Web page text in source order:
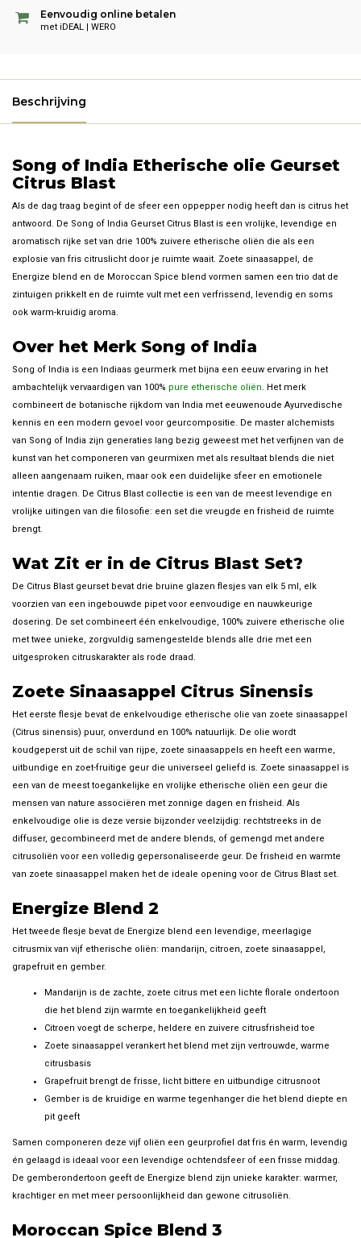
Eenvoudig online betalen
met iDEAL | WERO
Beschrijving
Song of India Etherische olie Geurset
Citrus Blast
Als de dag traag begint of de sfeer een oppepper nodig heeft dan is citrus het
antwoord. De Song of India Geurset Citrus Blast is een vrolijke, levendige en
aromatisch rijke set van drie 100% zuivere etherische oliën die als een
explosie van fris citruslicht door je ruimte waait. Zoete sinaasappel, de
Energize blend en de Moroccan Spice blend vormen samen een trio dat de
zintuigen prikkelt en de ruimte vult met een verfrissend, levendig en soms
ook warm-kruidig aroma.
Over het Merk Song of India
Song of India is een Indiaas geurmerk met bijna een eeuw ervaring in het
ambachtelijk vervaardigen van 100% pure etherische oliën. Het merk
combineert de botanische rijkdom van India met eeuwenoude Ayurvedische
kennis en een modern gevoel voor geurcompositie. De master alchemists
van Song of India zijn generaties lang bezig geweest met het verfijnen van de
kunst van het componeren van geurmixen met als resultaat blends die niet
alleen aangenaam ruiken, maar ook een duidelijke sfeer en emotionele
intentie dragen. De Citrus Blast collectie is een van de meest levendige en
vrolijke uitingen van die filosofie: een set die vreugde en frisheid de ruimte
brengt.
Wat Zit er in de Citrus Blast Set?
De Citrus Blast geurset bevat drie bruine glazen flesjes van elk 5 ml, elk
voorzien van een ingebouwde pipet voor eenvoudige en nauwkeurige
dosering. De set combineert één enkelvoudige, 100% zuivere etherische olie
met twee unieke, zorgvuldig samengestelde blends alle drie met een
uitgesproken citruskarakter als rode draad.
Zoete Sinaasappel Citrus Sinensis
Het eerste flesje bevat de enkelvoudige etherische olie van zoete sinaasappel
(Citrus sinensis) puur, onverdund en 100% natuurlijk. De olie wordt
koudgeperst uit de schil van rijpe, zoete sinaasappels en heeft een warme,
uitbundige en zoet-fruitige geur die universeel geliefd is. Zoete sinaasappel is
een van de meest toegankelijke en vrolijke etherische oliën een geur die
mensen van nature associëren met zonnige dagen en frisheid. Als
enkelvoudige olie is deze versie bijzonder veelzijdig: rechtstreeks in de
diffuser, gecombineerd met de andere blends, of gemengd met andere
citrusoliën voor een volledig gepersonaliseerde geur. De frisheid en warmte
van zoete sinaasappel maken het de ideale opening voor de Citrus Blast set.
Energize Blend 2
Het tweede flesje bevat de Energize blend een levendige, meerlagige
citrusmix van vijf etherische oliën: mandarijn, citroen, zoete sinaasappel,
grapefruit en gember.
Mandarijn is de zachte, zoete citrus met een lichte florale ondertoon
die het blend zijn warmte en toegankelijkheid geeft
Citroen voegt de scherpe, heldere en zuivere citrusfrisheid toe
Zoete sinaasappel verankert het blend met zijn vertrouwde, warme
citrusbasis
Grapefruit brengt de frisse, licht bittere en uitbundige citrusnoot
Gember is de kruidige en warme tegenhanger die het blend diepte en
pit geeft
Samen componeren deze vijf oliën een geurprofiel dat fris én warm, levendig
én gelaagd is ideaal voor een levendige ochtendsfeer of een frisse middag.
De gemberondertoon geeft de Energize blend zijn unieke karakter: warmer,
krachtiger en met meer persoonlijkheid dan gewone citrusoliën.
Moroccan Spice Blend 3